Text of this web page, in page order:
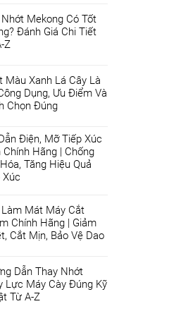
Nhớt Mekong Có Tốt
Đánh Giá Chi Tiết
Z
Màu Xanh Lá Cây Là
Dụng, Ưu Điểm Và
Chọn Đúng
Điện, Mỡ Tiếp Xúc
Hãng | Chống
Tăng Hiệu Quả
Xúc
Làm Mát Máy Cắt
Chính Hãng | Giảm
Cắt Mịn, Bảo Vệ Dao
Dẫn Thay Nhớt
Lực Máy Cày Đúng Kỹ
Từ A-Z